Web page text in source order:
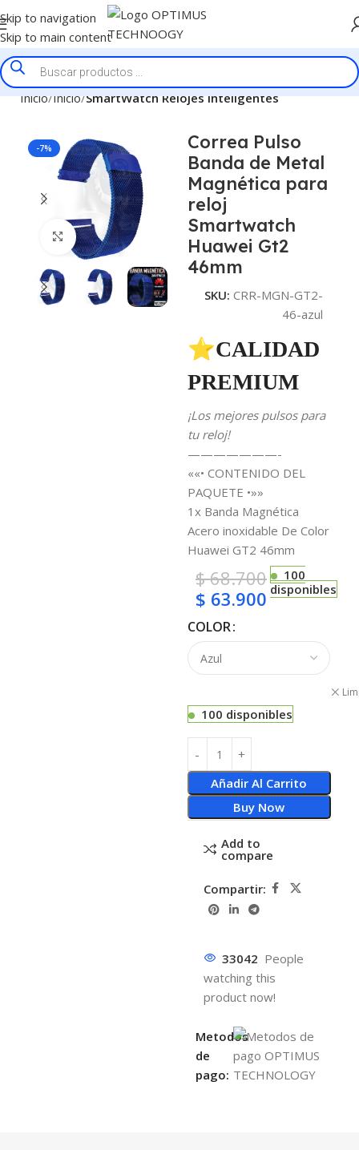
Skip to navigation
Skip to main content
Inicio Inicio SmartWatch Relojes Inteligentes
-7%
Click to enlarge
Correa Pulso
Banda de Metal
Magnética para
reloj
Smartwatch
Huawei Gt2
46mm
SKU: CRR-MGN-GT2-
46-azul
⭐CALIDAD
PREMIUM
¡Los mejores pulsos para
tu reloj!
———————-
««• CONTENIDO DEL
PAQUETE •»»
1x Banda Magnética
Acero inoxidable De Color
Huawei GT2 46mm
$68.700
$ 63.900
100
disponibles
COLOR
100 disponibles
Añadir Al Carrito
Buy Now
Add to
compare
Compartir:
33042 People
watching this
product now!
Metodos
de
pago: